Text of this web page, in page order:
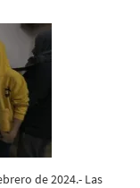
de 2024.- Las